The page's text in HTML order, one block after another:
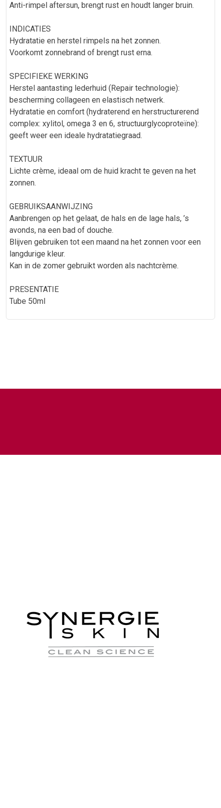
Anti-rimpel aftersun, brengt rust en houdt langer bruin.
INDICATIES
Hydratatie en herstel rimpels na het zonnen.
Voorkomt zonnebrand of brengt rust erna.
SPECIFIEKE WERKING
Herstel aantasting lederhuid (Repair technologie):
bescherming collageen en elastisch netwerk.
Hydratatie en comfort (hydraterend en herstructurerend
complex: xylitol, omega 3 en 6, structuurglycoproteïne):
geeft weer een ideale hydratatiegraad.
TEXTUUR
Lichte crème, ideaal om de huid kracht te geven na het
zonnen.
GEBRUIKSAANWIJZING
Aanbrengen op het gelaat, de hals en de lage hals, ’s
avonds, na een bad of douche.
Blijven gebruiken tot een maand na het zonnen voor een
langdurige kleur.
Kan in de zomer gebruikt worden als nachtcrème.
PRESENTATIE
Tube 50ml